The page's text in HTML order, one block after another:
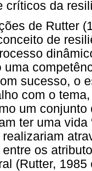
críticos da
de Rutter
de
uma
sucesso, o
com o
um
ter uma vida
os
(Rutter,